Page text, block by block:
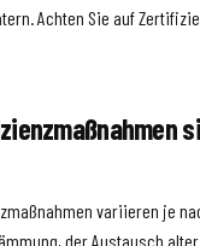
Achten Sie auf
variieren je
der Austausch alter